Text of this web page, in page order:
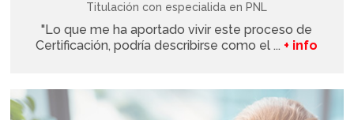
Titulación con especialida en PNL
"Lo que me ha aportado vivir este proceso de
Certificación, podría describirse como el ... + info